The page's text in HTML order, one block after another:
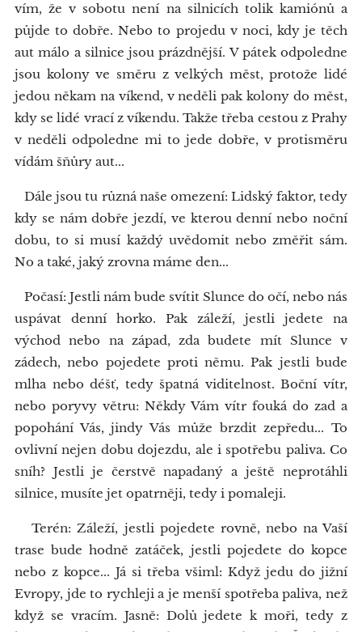
vím, že v sobotu není na silnicích tolik kamiónů a
půjde to dobře. Nebo to projedu v noci, kdy je těch
aut málo a silnice jsou prázdnější. V pátek odpoledne
jsou kolony ve směru z velkých měst, protože lidé
jedou někam na víkend, v neděli pak kolony do měst,
kdy se lidé vrací z víkendu. Takže třeba cestou z Prahy
v neděli odpoledne mi to jede dobře, v protisměru
vídám šňůry aut...
Dále jsou tu různá naše omezení: Lidský faktor, tedy
kdy se nám dobře jezdí, ve kterou denní nebo noční
dobu, to si musí každý uvědomit nebo změřit sám.
No a také, jaký zrovna máme den...
Počasí: Jestli nám bude svítit Slunce do očí, nebo nás
uspávat denní horko. Pak záleží, jestli jedete na
východ nebo na západ, zda budete mít Slunce v
zádech, nebo pojedete proti němu. Pak jestli bude
mlha nebo déšť, tedy špatná viditelnost. Boční vítr,
nebo poryvy větru: Někdy Vám vítr fouká do zad a
popohání Vás, jindy Vás může brzdit zepředu... To
ovlivní nejen dobu dojezdu, ale i spotřebu paliva. Co
sníh? Jestli je čerstvě napadaný a ještě neprotáhli
silnice, musíte jet opatrněji, tedy i pomaleji.
Terén: Záleží, jestli pojedete rovně, nebo na Vaší
trase bude hodně zatáček, jestli pojedete do kopce
nebo z kopce... Já si třeba všiml: Když jedu do jižní
Evropy, jde to rychleji a je menší spotřeba paliva, než
když se vracím. Jasně: Dolů jedete k moři, tedy z